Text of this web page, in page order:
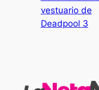
vestuario de
Deadpool 3